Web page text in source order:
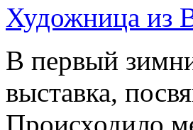
Художница из
В первый
выставка,
Происходило